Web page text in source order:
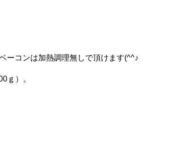
ーコンは加熱調理無しで頂けます(^^♪
ｇ）。